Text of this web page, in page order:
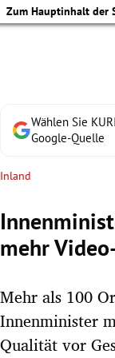
Zum Hauptinhalt der
Untermenü
Wählen Sie
Google-Quelle
Inland
mehr
Mehr als 100
Innenminister
Qualität vor